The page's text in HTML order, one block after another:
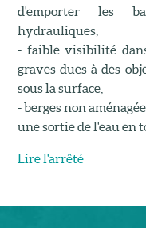
d'emporter les
hydrauliques,
- faible visibilité
graves dues à des
sous la surface,
- berges non
une sortie de l'eau en
Lire l'arrêté